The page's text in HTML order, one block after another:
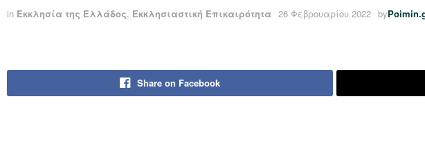
in Εκκλησία της Ελλάδος, Εκκλησιαστική Επικαιρότητα 26 Φεβρουαρίου 2022 by
Share on Facebook